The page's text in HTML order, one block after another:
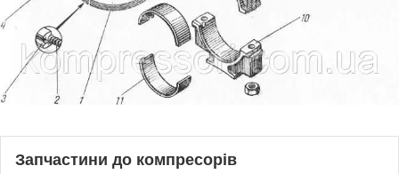
Запчастини до компресорів